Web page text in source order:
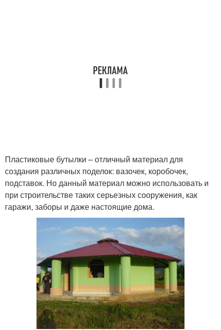
Пластиковые бутылки – отличный материал для
создания различных поделок: вазочек, коробочек,
подставок. Но данный материал можно использовать и
при строительстве таких серьезных сооружения, как
гаражи, заборы и даже настоящие дома.